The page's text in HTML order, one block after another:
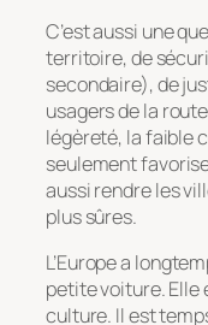
C’est aussi une
territoire, de
secondaire), de
usagers de la
légèreté, la faible
seulement
aussi rendre les
plus sûres.
L’Europe a
petite voiture. Elle
culture. Il est